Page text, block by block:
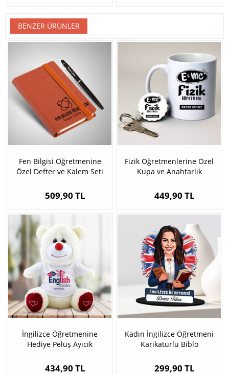
BENZER ÜRÜNLER
Fen Bilgisi Öğretmenine
Özel Defter ve Kalem Seti
509,90 TL
Fizik Öğretmenlerine Özel
Kupa ve Anahtarlık
449,90 TL
İngilizce Öğretmenine
Hediye Pelüş Ayıcık
434,90 TL
Kadın İngilizce Öğretmeni
Karikatürlü Biblo
299,90 TL